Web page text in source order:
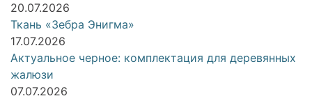
20.07.2026
Ткань «Зебра Энигма»
17.07.2026
Актуальное черное: комплектация для деревянных
жалюзи
07.07.2026